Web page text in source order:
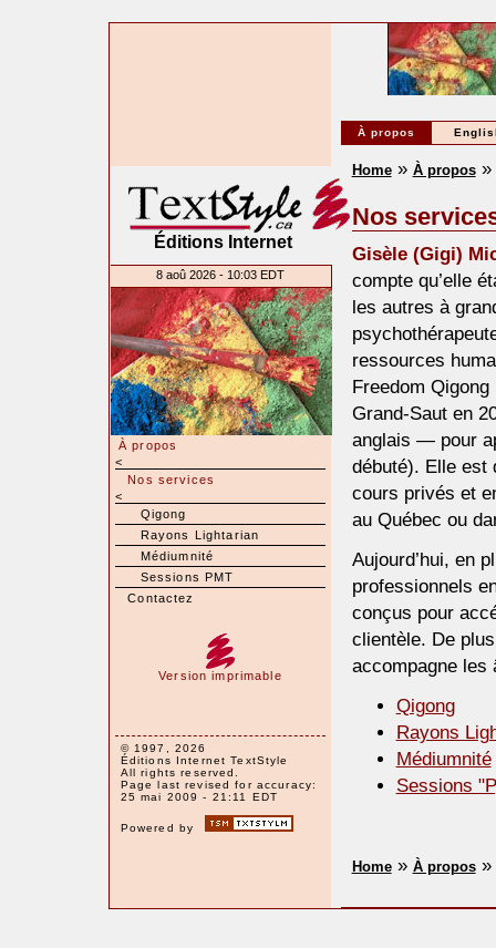
Éditions Internet
8 aoû 2026 - 10:03 EDT
À propos
<
Nos services
<
Qigong
Rayons Lightarian
Médiumnité
Sessions PMT
Contactez
Version imprimable
© 1997, 2026
Éditions Internet TextStyle
All rights reserved.
Page last revised for accuracy:
25 mai 2009 - 21:11 EDT
Powered by
À propos
Home» À propos»
Nos
Gisèle (Gigi)
compte qu’elle
les autres à
ressources
Freedom
Grand-Saut en
anglais — pour
débuté). Elle est
cours privés et
au Québec ou
Aujourd’hui, en
professionnels
conçus pour
clientèle. De
accompagne les
Qigong
Rayons
Médiumnité
Sessions
Home» À propos»